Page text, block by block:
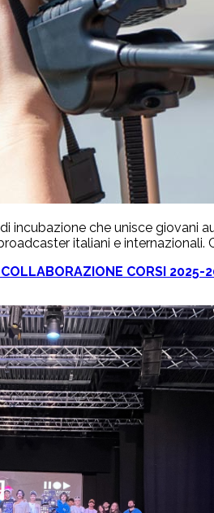
incubazione che unisce
italiani e internazionali.
CORSI 2025-